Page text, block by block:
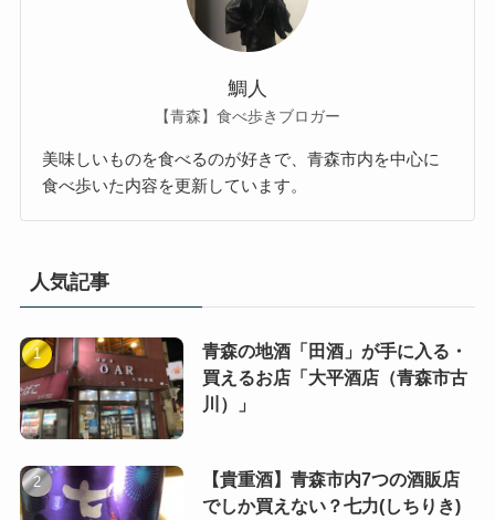
鯛人
【青森】食べ歩きブロガー
美味しいものを食べるのが好きで、青森市内を中心に
食べ歩いた内容を更新しています。
人気記事
青森の地酒「田酒」が手に入る・
買えるお店「大平酒店（青森市古
川）」
【貴重酒】青森市内7つの酒販店
でしか買えない？七力(しちりき)